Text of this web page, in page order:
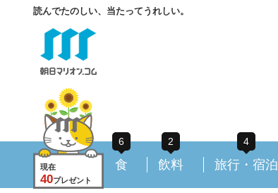
読んでたのしい、当たってうれしい。
現在
40プレゼント
6
食
2
飲料
4
旅行・宿泊